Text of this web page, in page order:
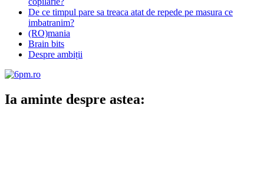
De ce timpul pare sa treaca atat de repede pe masura ce
imbatranim?
(RO)mania
Brain bits
Despre ambiții
Ia aminte despre astea: